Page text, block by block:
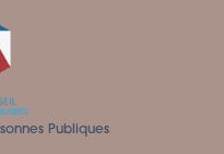
Publiques